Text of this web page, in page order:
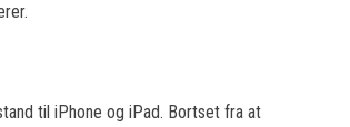
til iPhone og iPad. Bortset fra at